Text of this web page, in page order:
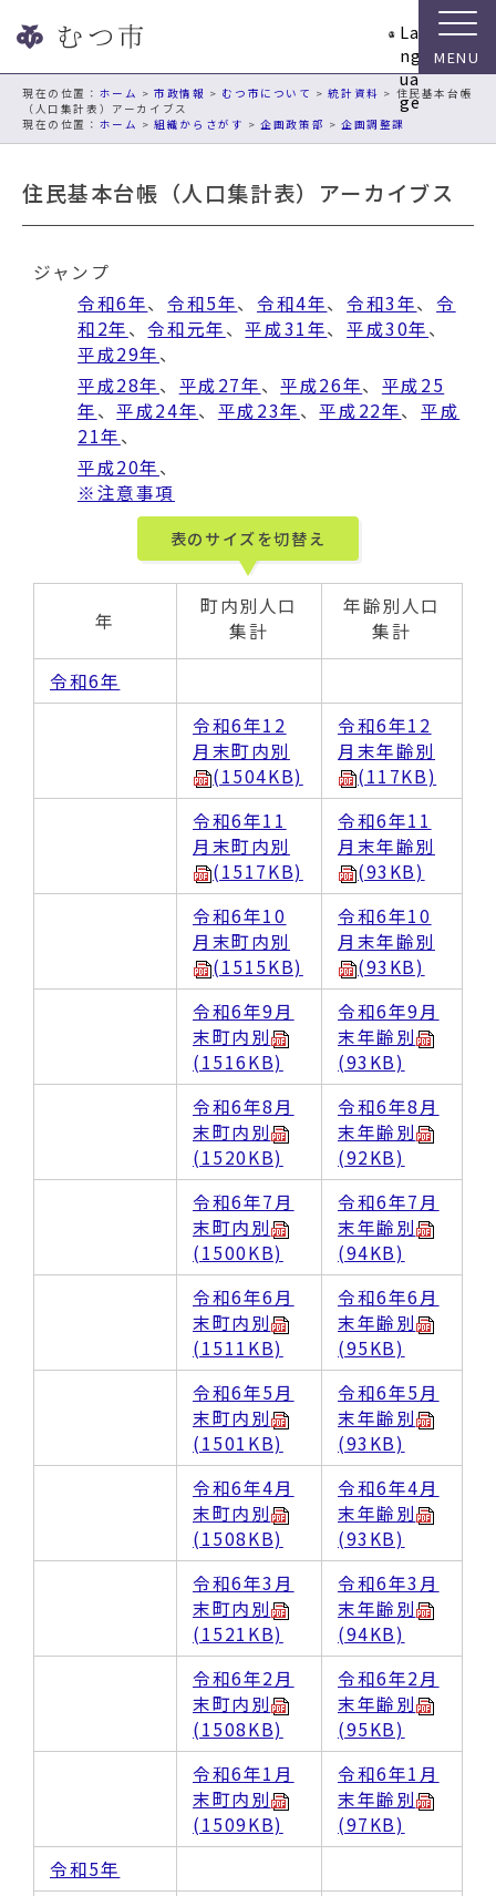
ビ
ョ
La
ng
ua
ge
現在の位置： ホーム >市政情報 > むつ市について >統計資料 > 住民基本台帳
（人口集計表）アーカイブス
ホーム >組織からさがす >企画政策部 >企画調整課
住民基本台帳（人口集計表）アーカイブス
ジャンプ
令和6年、令和5年、令和4年、令和3年、令
和2年、令和元年、平成31年、平成30年、
平成29年、
平成28年、 平成27年、平成26年、 平成25
年、平成24年、 平成23年、平成22年、平成
21年、
平成20年、
※注意事項
表のサイズを切替え
年
町内別人口
集計
年齢別人口
集計
令和6年
令和6年12
月末町内別
(1504KB)
令和6年12
月末年齢別
(117KB)
令和6年11
月末町内別
(1517KB)
令和6年11
月末年齢別
(93KB)
令和6年10
月末町内別
(1515KB)
令和6年10
月末年齢別
(93KB)
令和6年9月
末町内別
(1516KB)
令和6年9月
末年齢別
(93KB)
令和6年8月
末町内別
(1520KB)
令和6年8月
末年齢別
(92KB)
令和6年7月
末町内別
(1500KB)
令和6年7月
末年齢別
(94KB)
令和6年6月
末町内別
(1511KB)
令和6年6月
末年齢別
(95KB)
令和6年5月
末町内別
(1501KB)
令和6年5月
末年齢別
(93KB)
令和6年4月
末町内別
(1508KB)
令和6年4月
末年齢別
(93KB)
令和6年3月
末町内別
(1521KB)
令和6年3月
末年齢別
(94KB)
令和6年2月
末町内別
(1508KB)
令和6年2月
末年齢別
(95KB)
令和6年1月
末町内別
(1509KB)
令和6年1月
末年齢別
(97KB)
令和5年